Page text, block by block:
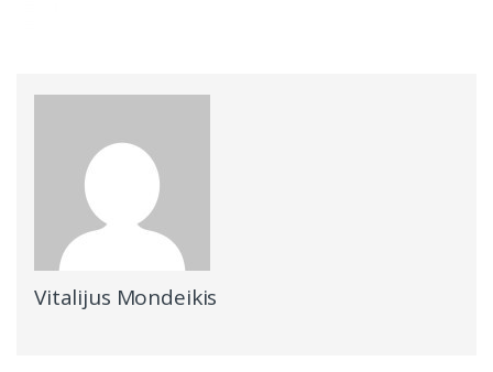
Vitalijus Mondeikis